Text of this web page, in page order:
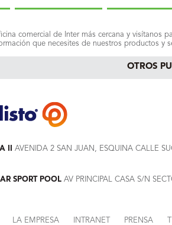
comercial de Inter más cercana y visítanos
que necesites de nuestros productos y
OTROS
II AVENIDA 2 SAN JUAN, ESQUINA CALLE
SPORT POOL AV PRINCIPAL CASA S/N
LA EMPRESA INTRANET PRENSA